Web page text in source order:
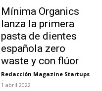
Mínima Organics
lanza la primera
pasta de dientes
española zero
waste y con flúor
Redacción Magazine Startups
-
1 abril 2022